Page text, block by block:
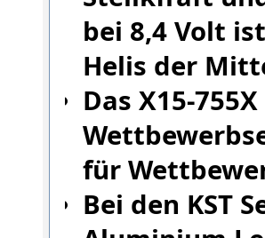
bei 8,4 Volt
Helis der
Das X15-
für
Bei den KST